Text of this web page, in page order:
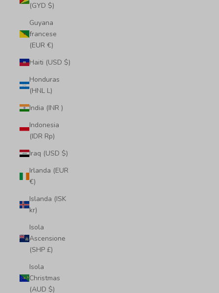
(GYD $)
Guyana
francese
(EUR €)
Haiti (USD $)
Honduras
(HNL L)
India (INR ₹)
Indonesia
(IDR Rp)
Iraq (USD $)
Irlanda (EUR
€)
Islanda (ISK
kr)
Isola
Ascensione
(SHP £)
Isola
Christmas
(AUD $)